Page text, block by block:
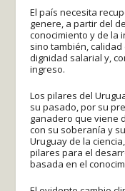
El país necesita
genere, a partir del
conocimiento y de la
sino también,
dignidad salarial y,
ingreso.
Los pilares del
su pasado, por su
ganadero que viene
con su soberanía y
Uruguay de la
pilares para el
basada en el